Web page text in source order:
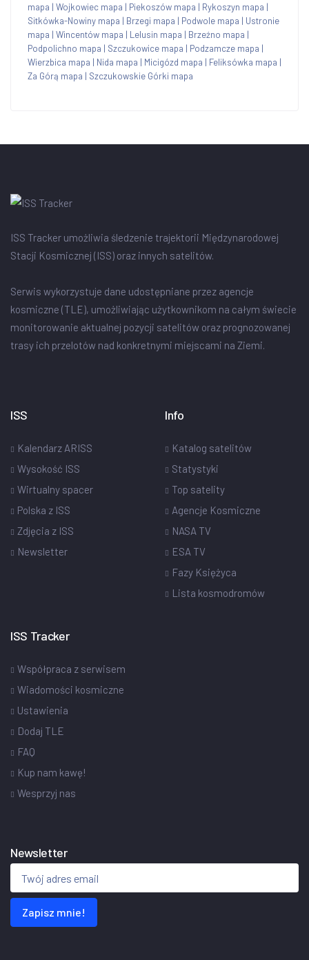
mapa | Wojkowiec mapa | Piekoszów mapa | Rykoszyn mapa |
Sitkówka-Nowiny mapa | Brzegi mapa | Podwole mapa | Ustronie
mapa | Wincentów mapa | Lelusin mapa | Brzeźno mapa |
Podpolichno mapa | Szczukowice mapa | Podzamcze mapa |
Wierzbica mapa | Nida mapa | Micigózd mapa | Feliksówka mapa |
Za Górą mapa | Szczukowskie Górki mapa
ISS Tracker umożliwia śledzenie trajektorii Międzynarodowej
Stacji Kosmicznej (ISS) oraz innych satelitów.
Serwis wykorzystuje dane udostępniane przez agencje
kosmiczne (TLE), umożliwiając użytkownikom na całym świecie
monitorowanie aktualnej pozycji satelitów oraz prognozowanej
trasy ich przelotów nad konkretnymi miejscami na Ziemi.
ISS
Kalendarz ARISS
Wysokość ISS
Wirtualny spacer
Polska z ISS
Zdjęcia z ISS
Newsletter
Info
Katalog satelitów
Statystyki
Top satelity
Agencje Kosmiczne
NASA TV
ESA TV
Fazy Księżyca
Lista kosmodromów
ISS Tracker
Współpraca z serwisem
Wiadomości kosmiczne
Ustawienia
Dodaj TLE
FAQ
Kup nam kawę!
Wesprzyj nas
Newsletter
Zapisz mnie!